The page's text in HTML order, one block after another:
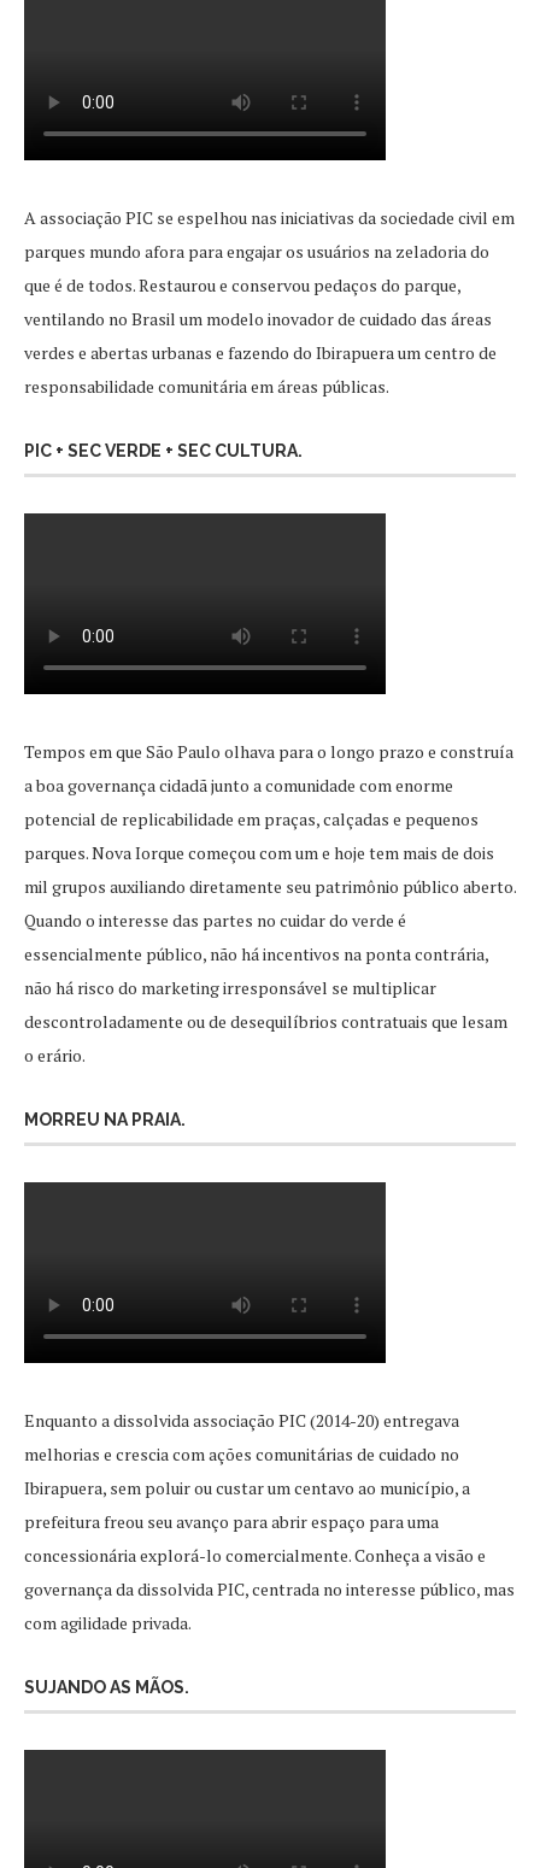
A associação PIC se espelhou nas iniciativas da sociedade civil em
parques mundo afora para engajar os usuários na zeladoria do
que é de todos. Restaurou e conservou pedaços do parque,
ventilando no Brasil um modelo inovador de cuidado das áreas
verdes e abertas urbanas e fazendo do Ibirapuera um centro de
responsabilidade comunitária em áreas públicas.
PIC + SEC VERDE + SEC CULTURA.
Tempos em que São Paulo olhava para o longo prazo e construía
a boa governança cidadã junto a comunidade com enorme
potencial de replicabilidade em praças, calçadas e pequenos
parques. Nova Iorque começou com um e hoje tem mais de dois
mil grupos auxiliando diretamente seu patrimônio público aberto.
Quando o interesse das partes no cuidar do verde é
essencialmente público, não há incentivos na ponta contrária,
não há risco do marketing irresponsável se multiplicar
descontroladamente ou de desequilíbrios contratuais que lesam
o erário.
MORREU NA PRAIA.
Enquanto a dissolvida associação PIC (2014-20) entregava
melhorias e crescia com ações comunitárias de cuidado no
Ibirapuera, sem poluir ou custar um centavo ao município, a
prefeitura freou seu avanço para abrir espaço para uma
concessionária explorá-lo comercialmente. Conheça a visão e
governança da dissolvida PIC, centrada no interesse público, mas
com agilidade privada.
SUJANDO AS MÃOS.